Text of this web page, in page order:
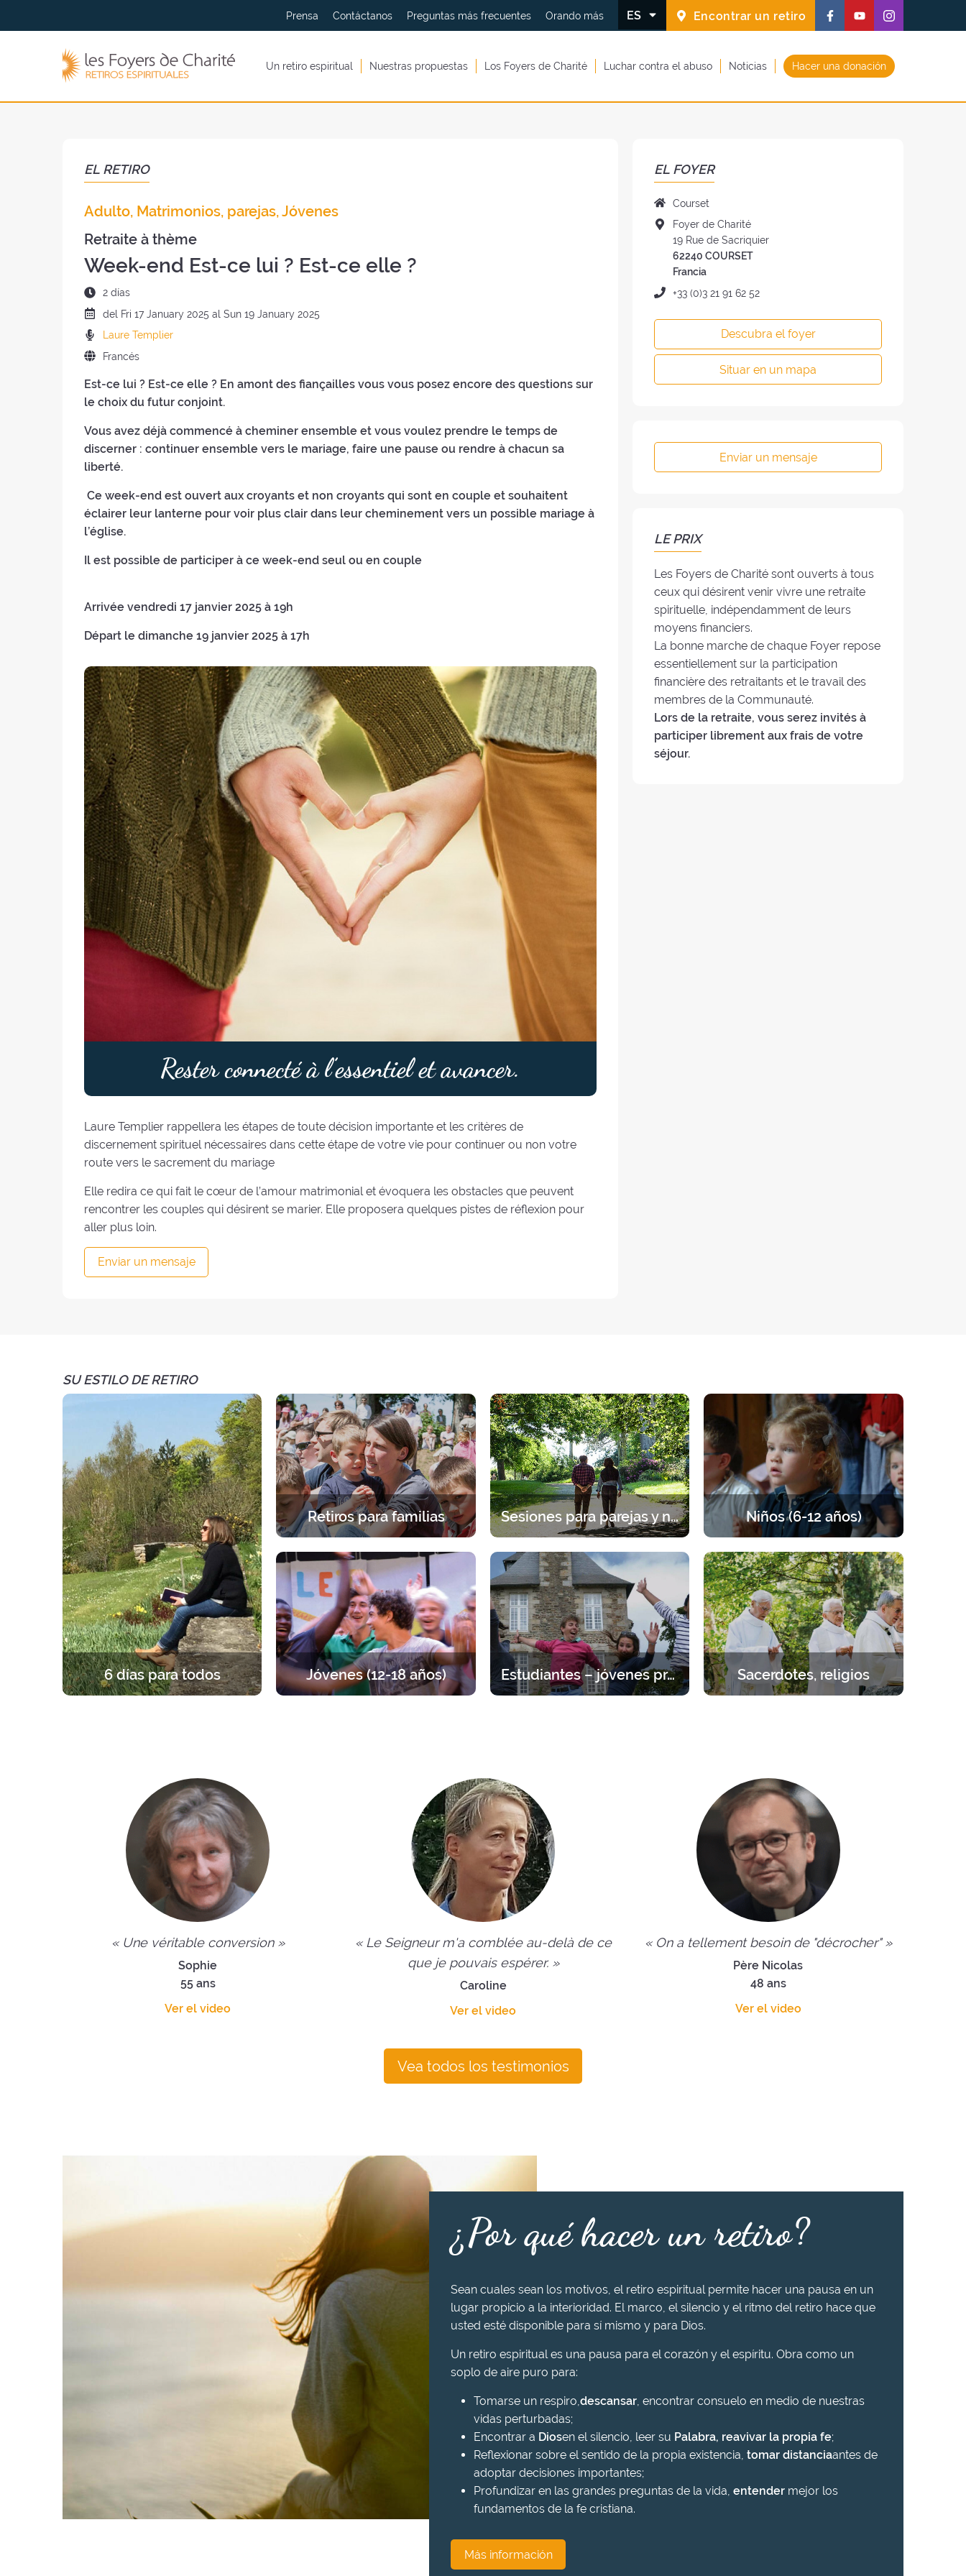
menu
contenidos
Prensa Contáctanos Preguntas más frecuentes Orando más ES Encontrar un retiro
Síguenos
en
(nueva
Síguenos
en
(nueva
Síguenos
en
(nueva
Un retiro espiritual Nuestras propuestas Los Foyers de Charité Luchar contra el abuso Noticias Hacer una donación
EL RETIRO
Adulto, Matrimonios, parejas, Jóvenes
Retraite à thème
Week-end Est-ce lui ? Est-ce elle ?
Duración
del
:
2 días
Fecha
del
:
del Fri 17 January 2025 al Sun 19 January 2025
Predicadores
:
Laure Templier
Idioma
retiro
:
Francés
Est-ce lui ? Est-ce elle ? En amont des fiançailles vous vous posez encore des questions sur
le choix du futur conjoint.
Vous avez déjà commencé à cheminer ensemble et vous voulez prendre le temps de
discerner : continuer ensemble vers le mariage, faire une pause ou rendre à chacun sa
liberté.
Ce week-end est ouvert aux croyants et non croyants qui sont en couple et souhaitent
éclairer leur lanterne pour voir plus clair dans leur cheminement vers un possible mariage à
l’église.
Il est possible de participer à ce week-end seul ou en couple
Arrivée vendredi 17 janvier 2025 à 19h
Départ le dimanche 19 janvier 2025 à 17h
Rester connecté à l’essentiel et avancer.
Laure Templier rappellera les étapes de toute décision importante et les critères de
discernement spirituel nécessaires dans cette étape de votre vie pour continuer ou non votre
route vers le sacrement du mariage
Elle redira ce qui fait le cœur de l’amour matrimonial et évoquera les obstacles que peuvent
rencontrer les couples qui désirent se marier. Elle proposera quelques pistes de réflexion pour
aller plus loin.
Enviar un mensaje
EL FOYER
Nombre
del
foyer
:
Courset
Dirección
del
foye
:
Foyer de Charité
19 Rue de Sacriquier
62240 COURSET
Francia
Teléfono
+33 (0)3 21 91 62 52
Descubra el foyer
Situar en un mapa
Enviar un mensaje
LE PRIX
Les Foyers de Charité sont ouverts à tous
ceux qui désirent venir vivre une retraite
spirituelle, indépendamment de leurs
moyens financiers.
La bonne marche de chaque Foyer repose
essentiellement sur la participation
financière des retraitants et le travail des
membres de la Communauté.
Lors de la retraite, vous serez invités à
participer librement aux frais de votre
séjour.
SU ESTILO DE RETIRO
6 días para todos
Retiros para familias
Una acogida específica para cada
edad (padres e hijos).
Sesiones para parejas y novios
Dios. 2 días para detenerse en pareja,
para discernir, dialogar y rezar.
Niños (6-12 años)
Un programa equilibrado entre
oración, enseñanzas, juegos y
actividades.
Jóvenes (12-18 años) Estudiantes – jóvenes profesionales Sacerdotes, religios
« Une véritable conversion »
Sophie
55 ans
Ver el video
« Le Seigneur m'a comblée au-delà de ce
que je pouvais espérer. »
Caroline
Ver el video
« On a tellement besoin de "décrocher" »
Père Nicolas
48 ans
Ver el video
Vea todos los testimonios
¿Por qué hacer un retiro?
Sean cuales sean los motivos, el retiro espiritual permite hacer una pausa en un
lugar propicio a la interioridad. El marco, el silencio y el ritmo del retiro hace que
usted esté disponible para sí mismo y para Dios.
Un retiro espiritual es una pausa para el corazón y el espíritu. Obra como un
soplo de aire puro para:
Tomarse un respiro,descansar, encontrar consuelo en medio de nuestras
vidas perturbadas;
Encontrar a Diosen el silencio, leer su Palabra, reavivar la propia fe;
Reflexionar sobre el sentido de la propia existencia, tomar distanciaantes de
adoptar decisiones importantes;
Profundizar en las grandes preguntas de la vida, entender mejor los
fundamentos de la fe cristiana.
Más información